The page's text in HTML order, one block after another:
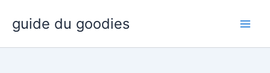
contenu
guide du goodies